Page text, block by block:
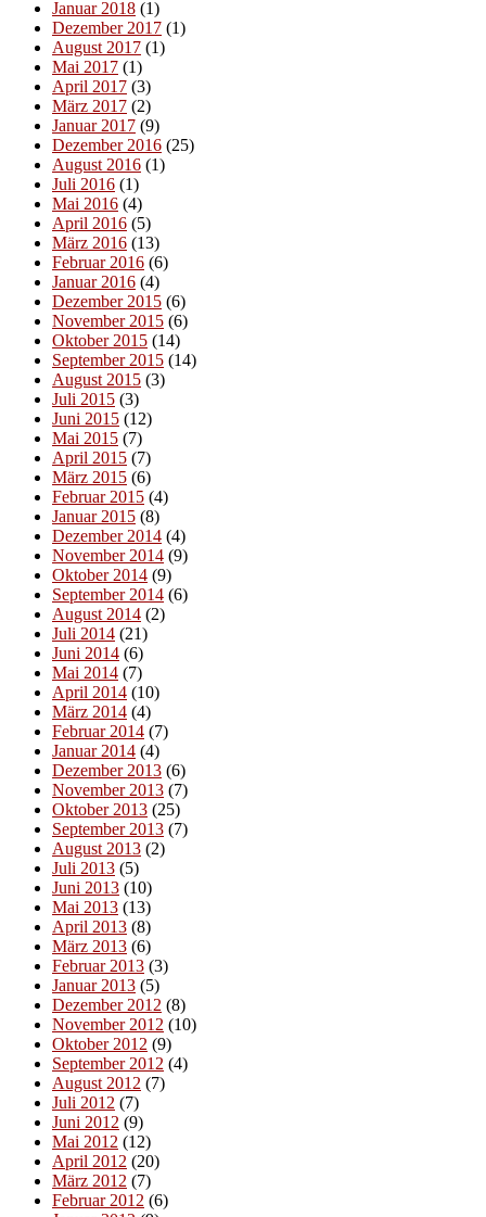
Januar 2018 (1)
Dezember 2017 (1)
August 2017 (1)
Mai 2017 (1)
April 2017 (3)
März 2017 (2)
Januar 2017 (9)
Dezember 2016 (25)
August 2016 (1)
Juli 2016 (1)
Mai 2016 (4)
April 2016 (5)
März 2016 (13)
Februar 2016 (6)
Januar 2016 (4)
Dezember 2015 (6)
November 2015 (6)
Oktober 2015 (14)
September 2015 (14)
August 2015 (3)
Juli 2015 (3)
Juni 2015 (12)
Mai 2015 (7)
April 2015 (7)
März 2015 (6)
Februar 2015 (4)
Januar 2015 (8)
Dezember 2014 (4)
November 2014 (9)
Oktober 2014 (9)
September 2014 (6)
August 2014 (2)
Juli 2014 (21)
Juni 2014 (6)
Mai 2014 (7)
April 2014 (10)
März 2014 (4)
Februar 2014 (7)
Januar 2014 (4)
Dezember 2013 (6)
November 2013 (7)
Oktober 2013 (25)
September 2013 (7)
August 2013 (2)
Juli 2013 (5)
Juni 2013 (10)
Mai 2013 (13)
April 2013 (8)
März 2013 (6)
Februar 2013 (3)
Januar 2013 (5)
Dezember 2012 (8)
November 2012 (10)
Oktober 2012 (9)
September 2012 (4)
August 2012 (7)
Juli 2012 (7)
Juni 2012 (9)
Mai 2012 (12)
April 2012 (20)
März 2012 (7)
Februar 2012 (6)